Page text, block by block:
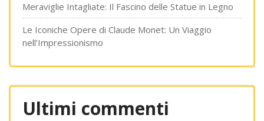
Meraviglie Intagliate: Il Fascino delle Statue in Legno
Le Iconiche Opere di Claude Monet: Un Viaggio
nell’Impressionismo
Ultimi commenti